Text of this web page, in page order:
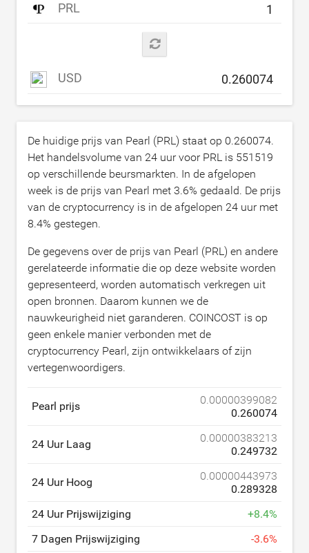
PRL
USD
De huidige prijs van Pearl (PRL) staat op 0.260074.
Het handelsvolume van 24 uur voor PRL is 551519
op verschillende beursmarkten. In de afgelopen
week is de prijs van Pearl met 3.6% gedaald. De prijs
van de cryptocurrency is in de afgelopen 24 uur met
8.4% gestegen.
De gegevens over de prijs van Pearl (PRL) en andere
gerelateerde informatie die op deze website worden
gepresenteerd, worden automatisch verkregen uit
open bronnen. Daarom kunnen we de
nauwkeurigheid niet garanderen. COINCOST is op
geen enkele manier verbonden met de
cryptocurrency Pearl, zijn ontwikkelaars of zijn
vertegenwoordigers.
Pearl prijs
0.00000399082
0.260074
24 Uur Laag
0.00000383213
0.249732
24 Uur Hoog
0.00000443973
0.289328
24 Uur Prijswijziging
+8.4%
7 Dagen Prijswijziging
-3.6%